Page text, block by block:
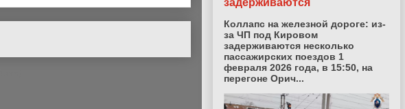
Коллапс на железной дороге: из-
за ЧП под Кировом
задерживаются несколько
пассажирских поездов 1
февраля 2026 года, в 15:50, на
перегоне Орич...